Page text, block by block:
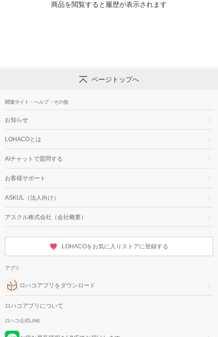
商品を閲覧すると履歴が表示されます
ページトップへ
関連サイト・ヘルプ・その他
お知らせ
LOHACOとは
AIチャットで質問する
お客様サポート
ASKUL（法人向け）
アスクル株式会社（会社概要）
LOHACOをお気に入りストアに登録する
アプリ
ロハコアプリをダウンロード
ロハコアプリについて
ロハコ公式LINE